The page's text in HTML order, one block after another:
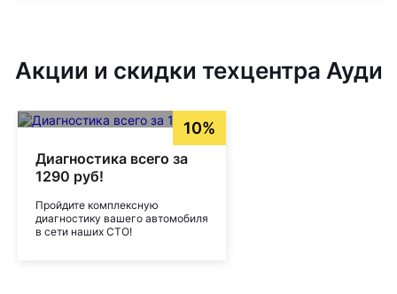
Акции и скидки техцентра Ауди
10%
Диагностика всего за
1290 руб!
Пройдите комплексную
диагностику вашего автомобиля
в сети наших СТО!